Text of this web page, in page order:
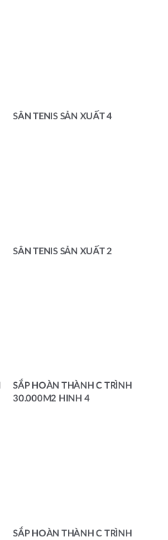
SÂN TENIS SẢN XUẤT 4
SÂN TENIS SẢN XUẤT 2
SẮP HOÀN THÀNH C TRÌNH
30.000M2 HINH 4
SẮP HOÀN THÀNH C TRÌNH